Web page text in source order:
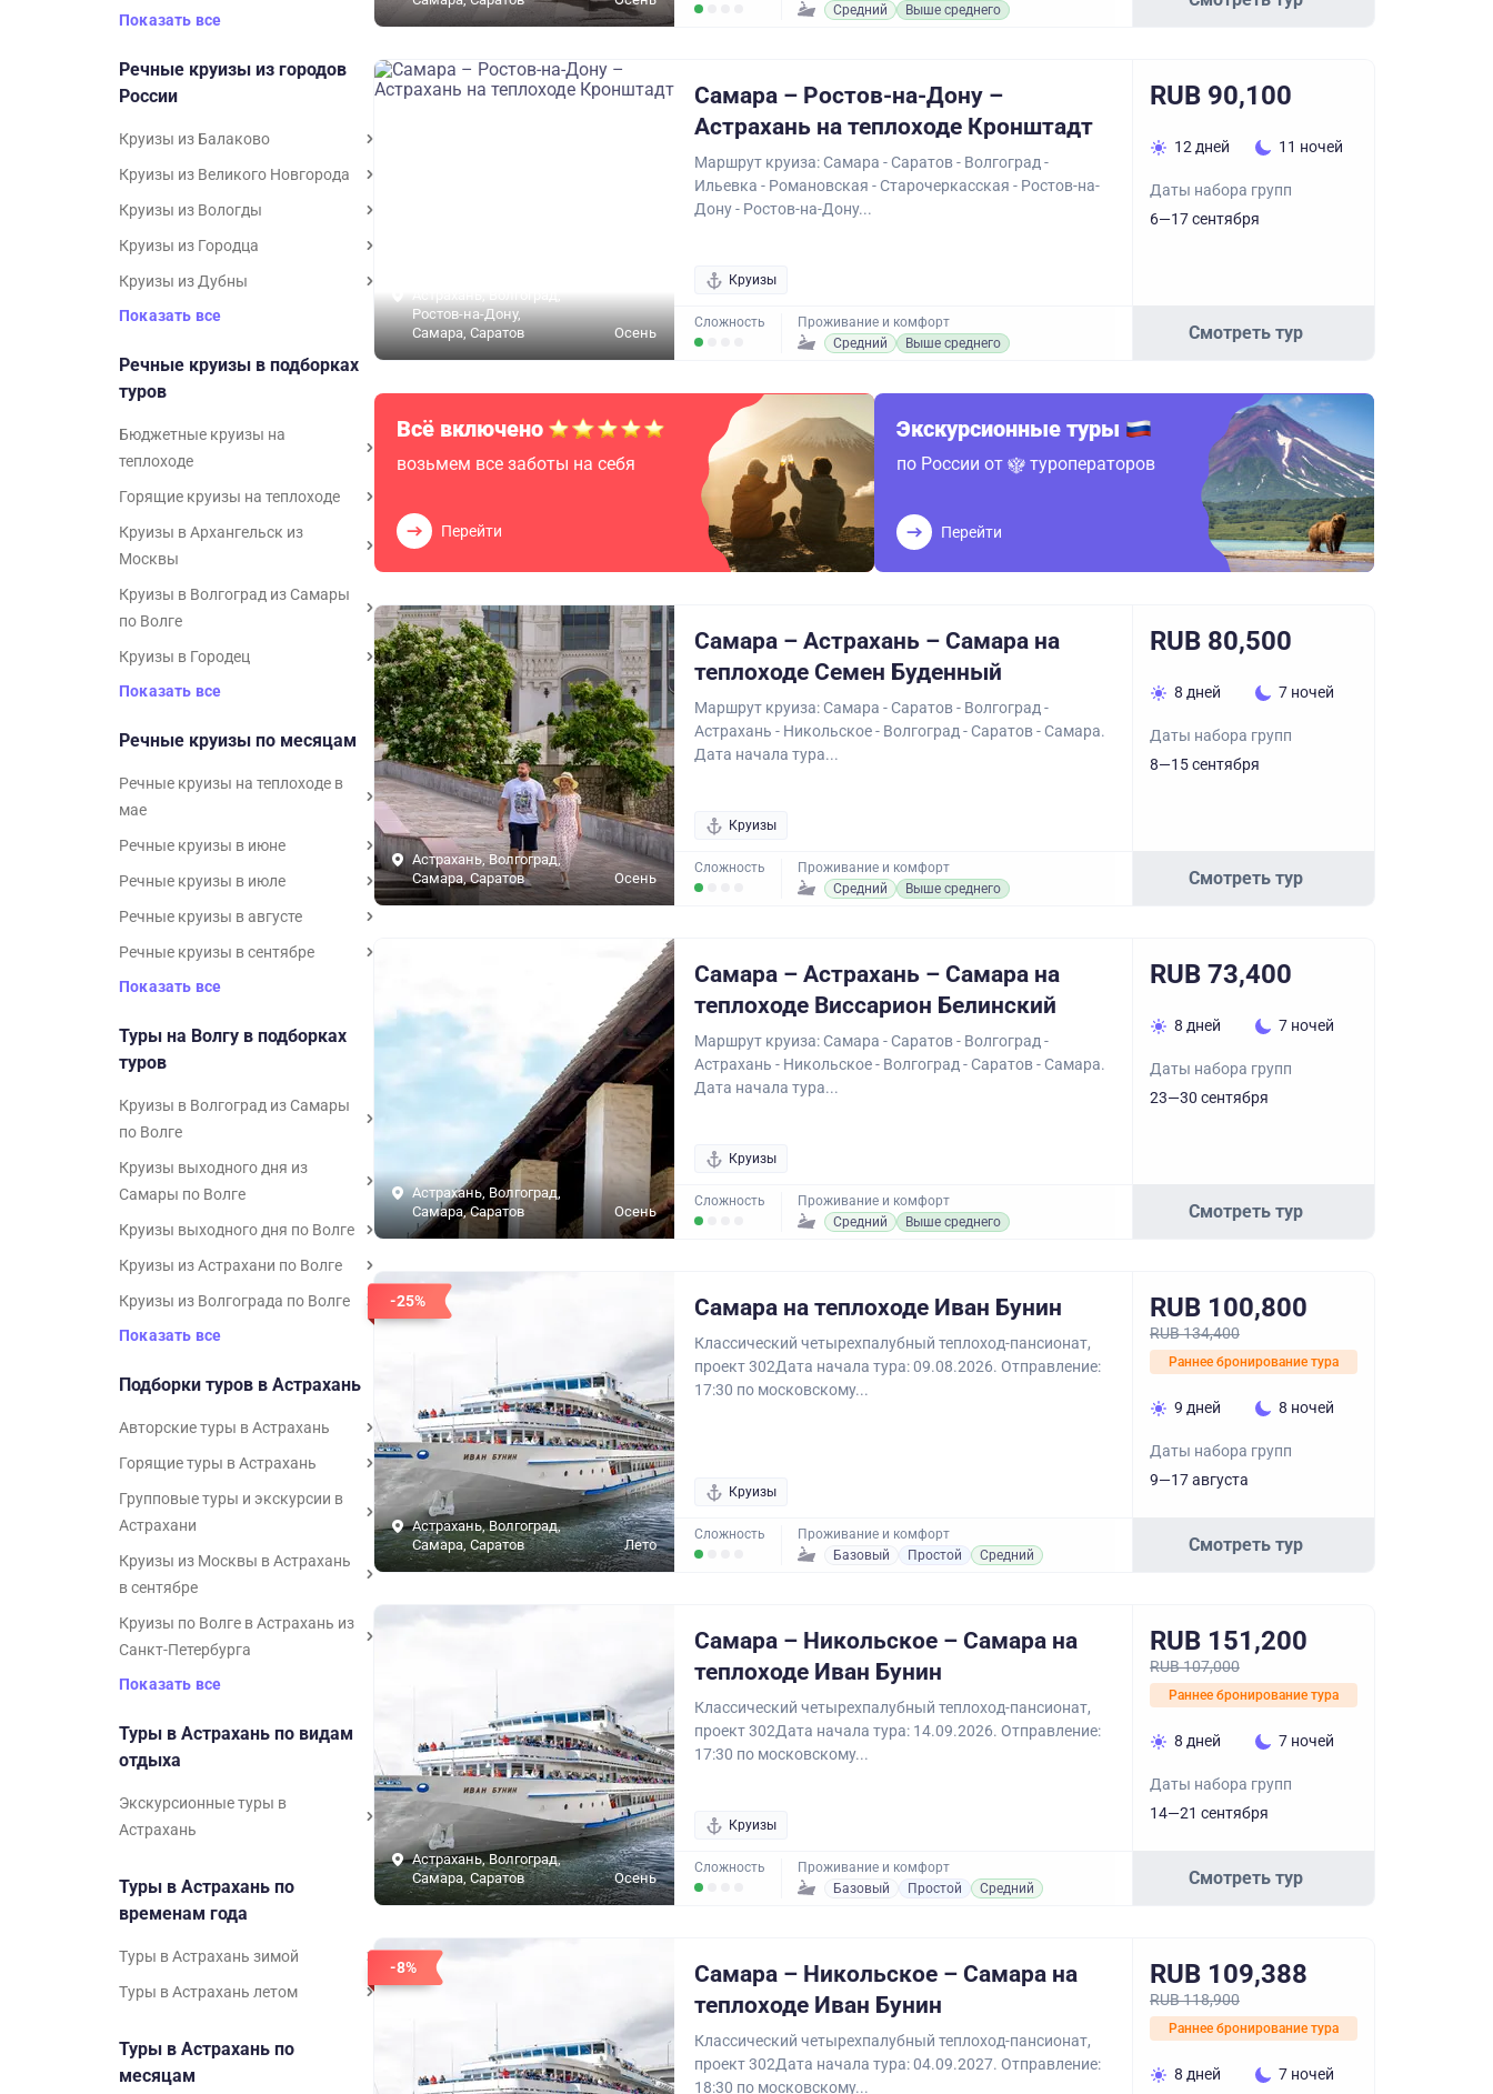
Показать все
Речные круизы из городов
России
Круизы из Балаково
Круизы из Великого Новгорода
Круизы из Вологды
Круизы из Городца
Круизы из Дубны
Показать все
Речные круизы в подборках
туров
Бюджетные круизы на
теплоходе
Горящие круизы на теплоходе
Круизы в Архангельск из
Москвы
Круизы в Волгоград из Самары
по Волге
Круизы в Городец
Показать все
Речные круизы по месяцам
Речные круизы на теплоходе в
мае
Речные круизы в июне
Речные круизы в июле
Речные круизы в августе
Речные круизы в сентябре
Показать все
Туры на Волгу в подборках
туров
Круизы в Волгоград из Самары
по Волге
Круизы выходного дня из
Самары по Волге
Круизы выходного дня по Волге
Круизы из Астрахани по Волге
Круизы из Волгограда по Волге
Показать все
Подборки туров в Астрахань
Авторские туры в Астрахань
Горящие туры в Астрахань
Групповые туры и экскурсии в
Астрахани
Круизы из Москвы в Астрахань
в сентябре
Круизы по Волге в Астрахань из
Санкт-Петербурга
Показать все
Туры в Астрахань по видам
отдыха
Экскурсионные туры в
Астрахань
Туры в Астрахань по
временам года
Туры в Астрахань зимой
Туры в Астрахань летом
Туры в Астрахань по
месяцам
Средний
Выше среднего
Ростов-на-Дону,
Самара, Саратов
Осень
Самара – Ростов-на-Дону –
Астрахань на теплоходе Кронштадт
Маршрут круиза: Самара - Саратов - Волгоград -
Ильевка - Романовская - Старочеркасская - Ростов-на-
Дону - Ростов-на-Дону...
Круизы
Сложность
Проживание и комфорт
Средний
Выше среднего
RUB 90,100
12 дней 11 ночей
Даты набора групп
6—17 сентября
Смотреть тур
Всё включено
возьмем все заботы на себя
Перейти
Экскурсионные туры
по России от туроператоров
Перейти
Астрахань, Волгоград,
Самара, Саратов
Осень
Самара – Астрахань – Самара на
теплоходе Семен Буденный
Маршрут круиза: Самара - Саратов - Волгоград -
Астрахань - Никольское - Волгоград - Саратов - Самара.
Дата начала тура...
Круизы
Сложность
Проживание и комфорт
Средний
Выше среднего
RUB 80,500
8 дней 7 ночей
Даты набора групп
8—15 сентября
Смотреть тур
Астрахань, Волгоград,
Самара, Саратов
Осень
Самара – Астрахань – Самара на
теплоходе Виссарион Белинский
Маршрут круиза: Самара - Саратов - Волгоград -
Астрахань - Никольское - Волгоград - Саратов - Самара.
Дата начала тура...
Круизы
Сложность
Проживание и комфорт
Средний
Выше среднего
RUB 73,400
8 дней 7 ночей
Даты набора групп
23—30 сентября
Смотреть тур
-25%
Астрахань, Волгоград,
Самара, Саратов
Лето
Самара на теплоходе Иван Бунин
Классический четырехпалубный теплоход-пансионат,
проект 302Дата начала тура: 09.08.2026. Отправление:
17:30 по московскому...
Круизы
Сложность
Проживание и комфорт
Базовый
Простой Средний
RUB 100,800
RUB 134,400
Раннее бронирование тура
9 дней 8 ночей
Даты набора групп
9—17 августа
Смотреть тур
Астрахань, Волгоград,
Самара, Саратов
Осень
Самара – Никольское – Самара на
теплоходе Иван Бунин
Классический четырехпалубный теплоход-пансионат,
проект 302Дата начала тура: 14.09.2026. Отправление:
17:30 по московскому...
Круизы
Сложность
Проживание и комфорт
Базовый
Простой Средний
RUB 151,200
RUB 107,000
Раннее бронирование тура
8 дней 7 ночей
Даты набора групп
14—21 сентября
Смотреть тур
-8%
Самара – Никольское – Самара на
теплоходе Иван Бунин
Классический четырехпалубный теплоход-пансионат,
проект 302Дата начала тура: 04.09.2027. Отправление:
18:30 по московскому...
RUB 109,388
RUB 118,900
Раннее бронирование тура
8 дней 7 ночей